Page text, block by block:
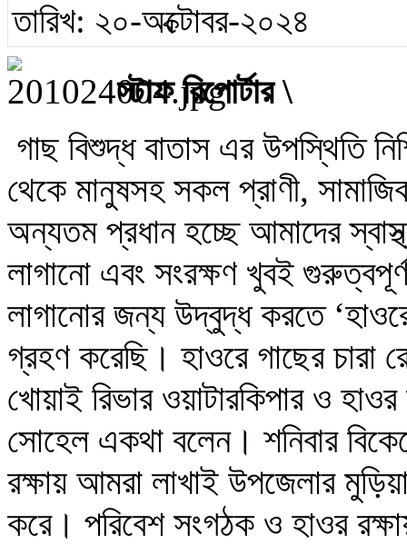
তারিখ: ২০-অক্টোবর-২০২৪
স্টাফ রিপোর্টার \
গাছ বিশুদ্ধ বাতাস এর উপস্থিতি
থেকে মানুষসহ সকল প্রাণী,
অন্যতম প্রধান হচ্ছে আমাদের
লাগানো এবং সংরক্ষণ খুবই
লাগানোর জন্য উদ্বুদ্ধ করতে
গ্রহণ করেছি। হাওরে গাছের চারা
খোয়াই রিভার ওয়াটারকিপার ও
সোহেল একথা বলেন। শনিবার
রক্ষায় আমরা লাখাই উপজেলার
করে। পরিবেশ সংগঠক ও হাওর